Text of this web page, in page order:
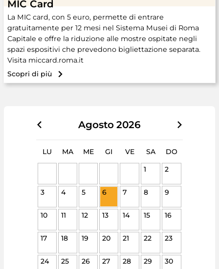
MIC Card
La MIC card, con 5 euro, permette di entrare
gratuitamente per 12 mesi nel Sistema Musei di Roma
Capitale e offre la riduzione alle mostre ospitate negli
spazi espositivi che prevedono bigliettazione separata.
Visita miccard.roma.it
Scopri di più
Agosto 2026
LU MA ME GI VE SA
DO
1
2
3 4 5 6 7 8 9
10 11 12 13 14 15 16
17 18 19 20 21 22 23
24 25 26 27 28 29 30